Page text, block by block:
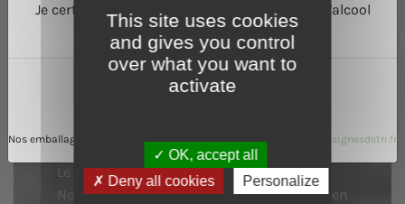
Je certifie avoir l'âge légal de consommer de l'alcool
dans mon pays :
Non
Nos emballages peuvent faire l'objet de consignes de tri www.consignesdetri.fr
Le Calvados, le Cidre ou le Pommeau de
Normandie se prêtent particulièrement bien
This site uses cookies
and gives you control
over what you want to
activate
OK, accept all
Deny all cookies
Personalize